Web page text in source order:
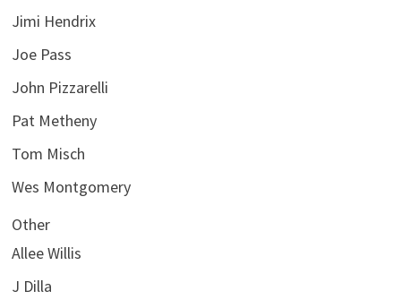
Jimi Hendrix
Joe Pass
John Pizzarelli
Pat Metheny
Tom Misch
Wes Montgomery
Other
Allee Willis
J Dilla